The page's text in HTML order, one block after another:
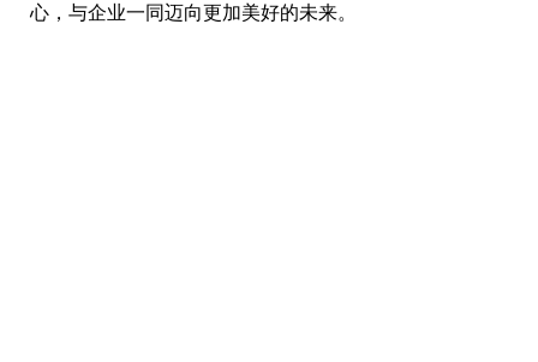
心，与企业一同迈向更加美好的未来。